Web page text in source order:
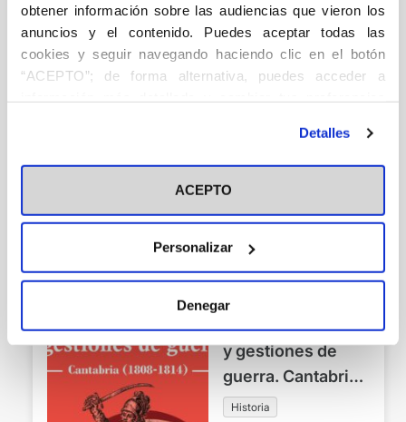
obtener información sobre las audiencias que vieron los
anuncios y el contenido. Puedes aceptar todas las
cookies y seguir navegando haciendo clic en el botón
“ACEPTO”; de forma alternativa, puedes acceder a
en el botón "Personalizar". Para más información puedes
visitar nuestra Política de Cookies
Detalles
ACEPTO
Personalizar
Denegar
Crónicas de un
viaje a La Habana
Gil Casares, Miguel
15,00€
Añadir
Acciones militares
y gestiones de
guerra. Cantabria
(1808-1814)
Historia